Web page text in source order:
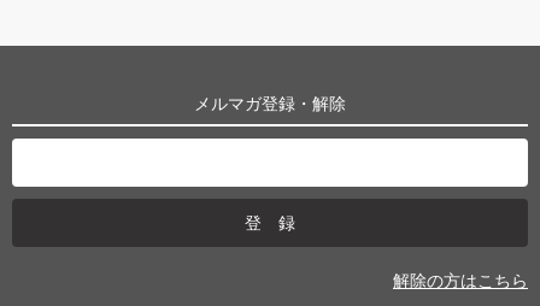
メルマガ登録・解除
解除の方はこちら